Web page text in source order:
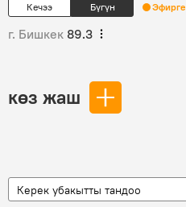
Кечээ Бүгүн Эфирге
г. Бишкек 89.3
көз жаш
Керек убакытты тандоо